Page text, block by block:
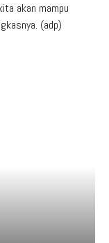
akan mampu
(adp)